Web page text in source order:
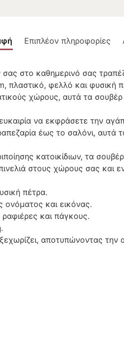
Επιπλέον πληροφορίες
στο καθημερινό σας
πλαστικό, φελλό και φυσική
χώρους, αυτά τα
να εκφράσετε την
έως το σαλόνι, αυτά
κατοικίδιων, τα
στους χώρους σας και
πέτρα.
ονόματος και εικόνας.
και πάγκους.
αποτυπώνοντας την